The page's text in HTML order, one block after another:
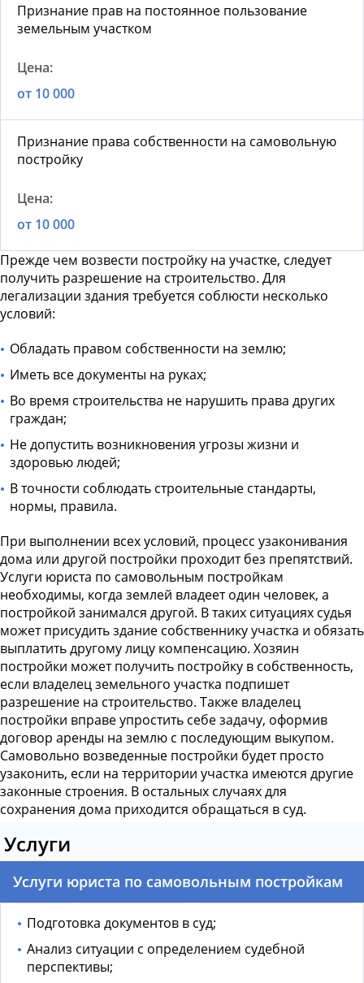
Признание прав на постоянное пользование
земельным участком
от 10 000
Признание права собственности на самовольную
постройку
от 10 000
Прежде чем возвести постройку на участке, следует
получить разрешение на строительство. Для
легализации здания требуется соблюсти несколько
условий:
Обладать правом собственности на землю;
Иметь все документы на руках;
Во время строительства не нарушить права других
граждан;
Не допустить возникновения угрозы жизни и
здоровью людей;
В точности соблюдать строительные стандарты,
нормы, правила.
При выполнении всех условий, процесс узаконивания
дома или другой постройки проходит без препятствий.
Услуги юриста по самовольным постройкам
необходимы, когда землей владеет один человек, а
постройкой занимался другой. В таких ситуациях судья
может присудить здание собственнику участка и обязать
выплатить другому лицу компенсацию. Хозяин
постройки может получить постройку в собственность,
если владелец земельного участка подпишет
разрешение на строительство. Также владелец
постройки вправе упростить себе задачу, оформив
договор аренды на землю с последующим выкупом.
Самовольно возведенные постройки будет просто
узаконить, если на территории участка имеются другие
законные строения. В остальных случаях для
сохранения дома приходится обращаться в суд.
Услуги
Услуги юриста по самовольным постройкам
Подготовка документов в суд;
Анализ ситуации с определением судебной
перспективы;